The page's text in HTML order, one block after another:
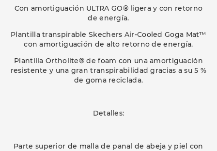
Con amortiguación ULTRA GO® ligera y con retorno
de energía.
Plantilla transpirable Skechers Air-Cooled Goga Mat™
con amortiguación de alto retorno de energía.
Plantilla Ortholite® de foam con una amortiguación
resistente y una gran transpirabilidad gracias a su 5 %
de goma reciclada.
Detalles:
Parte superior de malla de panal de abeja y piel con